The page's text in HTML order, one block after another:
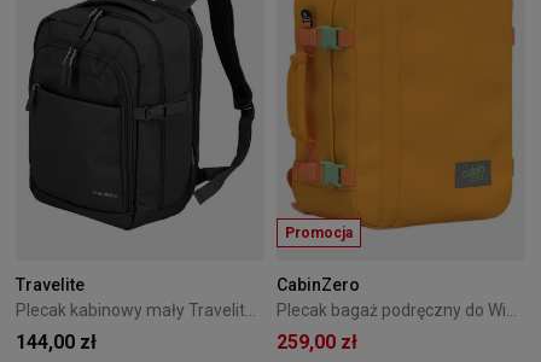
Travelite
Plecak kabinowy mały Travelite Kick Off czarna
144,00 zł
Promocja
CabinZero
Plecak bagaż podręczny do Wizzair Cabin Zero Classic 28L Honeycomb
259,00 zł